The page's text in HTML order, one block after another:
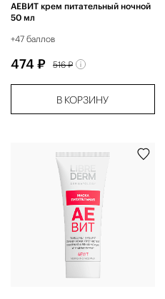
АЕВИТ крем питательный ночной
50 мл
+47 баллов
474 ₽ 516 ₽
В КОРЗИНУ